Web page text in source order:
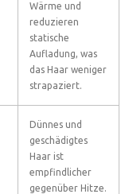
Wärme und
reduzieren
statische
Aufladung, was
das Haar weniger
strapaziert.
Dünnes und
geschädigtes
Haar ist
empfindlicher
gegenüber Hitze.